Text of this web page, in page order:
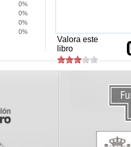
0%
0%
0%
0%
Valora este
libro